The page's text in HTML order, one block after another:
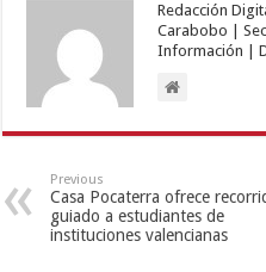
Redacción
Carabobo |
Información |
Previous
Casa Pocaterra ofrece
guiado a estudiantes de
instituciones valencianas